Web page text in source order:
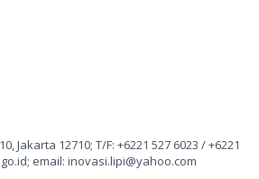
Jakarta 12710; T/F: +6221 527 6023 / +6221
email: inovasi.lipi@yahoo.com